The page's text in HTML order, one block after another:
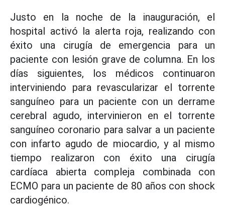
Justo en la noche de la inauguración, el
hospital activó la alerta roja, realizando con
éxito una cirugía de emergencia para un
paciente con lesión grave de columna. En los
días siguientes, los médicos continuaron
interviniendo para revascularizar el torrente
sanguíneo para un paciente con un derrame
cerebral agudo, intervinieron en el torrente
sanguíneo coronario para salvar a un paciente
con infarto agudo de miocardio, y al mismo
tiempo realizaron con éxito una cirugía
cardíaca abierta compleja combinada con
ECMO para un paciente de 80 años con shock
cardiogénico.